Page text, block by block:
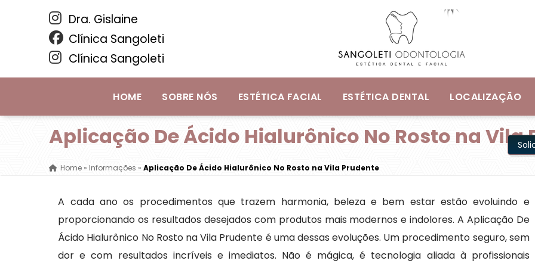
Dra. Gislaine
Clínica Sangoleti
Clínica Sangoleti
HOME SOBRE NÓS ESTÉTICA FACIAL ESTÉTICA DENTAL LOCALIZAÇÃO
Aplicação De Ácido Hialurônico No Rosto na Vila
Home»Informações »Aplicação De Ácido Hialurônico No Rosto na Vila Prudente
A cada ano os procedimentos que trazem harmonia, beleza e bem estar estão evoluindo e
proporcionando os resultados desejados com produtos mais modernos e indolores. A Aplicação De
Ácido Hialurônico No Rosto na Vila Prudente é uma dessas evoluções. Um procedimento seguro, sem
dor e com resultados incríveis e imediatos. Não é mágica, é tecnologia aliada à profissionais